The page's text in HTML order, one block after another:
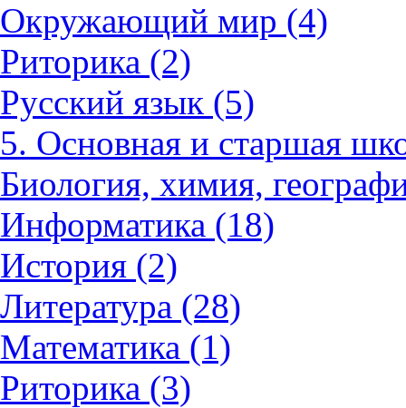
Окружающий мир (4)
Риторика (2)
Русский язык (5)
5. Основная и старшая
Биология, химия,
Информатика (18)
История (2)
Литература (28)
Математика (1)
Риторика (3)